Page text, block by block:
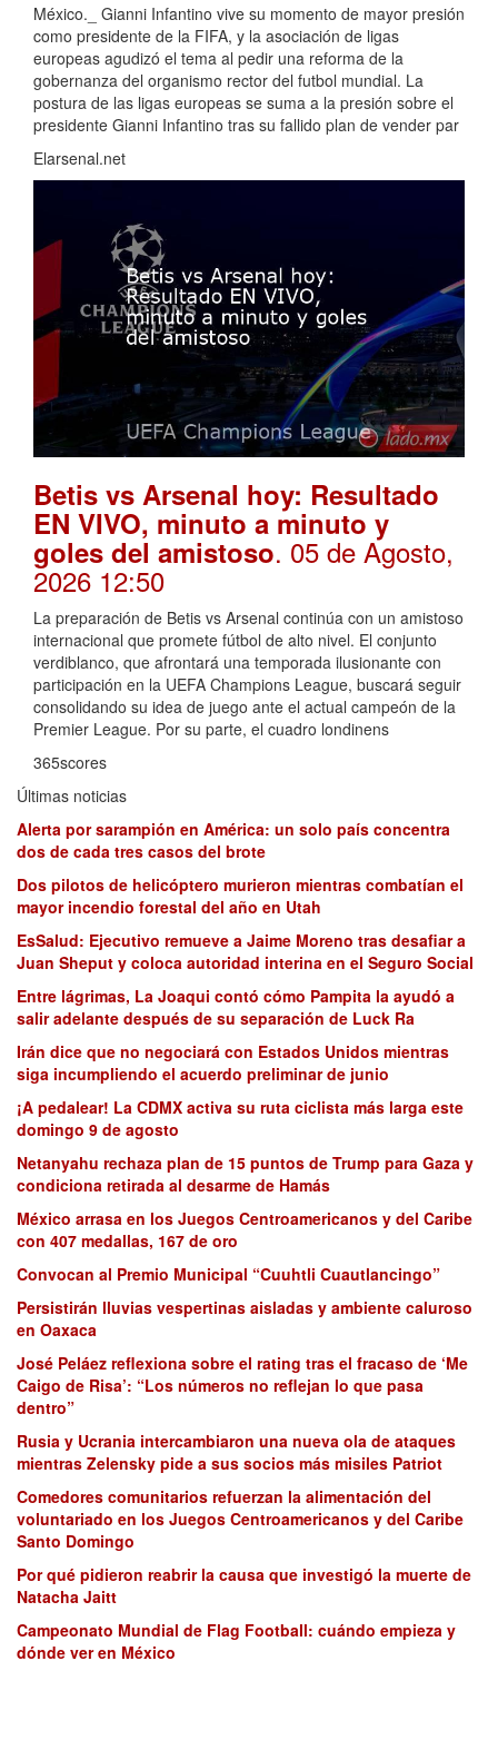
México._ Gianni Infantino vive su momento de mayor presión
como presidente de la FIFA, y la asociación de ligas
europeas agudizó el tema al pedir una reforma de la
gobernanza del organismo rector del futbol mundial. La
postura de las ligas europeas se suma a la presión sobre el
presidente Gianni Infantino tras su fallido plan de vender par
Elarsenal.net
Betis vs Arsenal hoy: Resultado
EN VIVO, minuto a minuto y
goles del amistoso. 05 de Agosto,
2026 12:50
La preparación de Betis vs Arsenal continúa con un amistoso
internacional que promete fútbol de alto nivel. El conjunto
verdiblanco, que afrontará una temporada ilusionante con
participación en la UEFA Champions League, buscará seguir
consolidando su idea de juego ante el actual campeón de la
Premier League. Por su parte, el cuadro londinens
365scores
Últimas noticias
Alerta por sarampión en América: un solo país concentra
dos de cada tres casos del brote
Dos pilotos de helicóptero murieron mientras combatían el
mayor incendio forestal del año en Utah
EsSalud: Ejecutivo remueve a Jaime Moreno tras desafiar a
Juan Sheput y coloca autoridad interina en el Seguro Social
Entre lágrimas, La Joaqui contó cómo Pampita la ayudó a
salir adelante después de su separación de Luck Ra
Irán dice que no negociará con Estados Unidos mientras
siga incumpliendo el acuerdo preliminar de junio
¡A pedalear! La CDMX activa su ruta ciclista más larga este
domingo 9 de agosto
Netanyahu rechaza plan de 15 puntos de Trump para Gaza y
condiciona retirada al desarme de Hamás
México arrasa en los Juegos Centroamericanos y del Caribe
con 407 medallas, 167 de oro
Convocan al Premio Municipal “Cuuhtli Cuautlancingo”
Persistirán lluvias vespertinas aisladas y ambiente caluroso
en Oaxaca
José Peláez reflexiona sobre el rating tras el fracaso de ‘Me
Caigo de Risa’: “Los números no reflejan lo que pasa
dentro”
Rusia y Ucrania intercambiaron una nueva ola de ataques
mientras Zelensky pide a sus socios más misiles Patriot
Comedores comunitarios refuerzan la alimentación del
voluntariado en los Juegos Centroamericanos y del Caribe
Santo Domingo
Por qué pidieron reabrir la causa que investigó la muerte de
Natacha Jaitt
Campeonato Mundial de Flag Football: cuándo empieza y
dónde ver en México